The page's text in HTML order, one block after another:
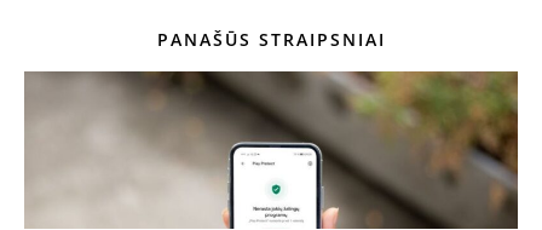
PANAŠŪS STRAIPSNIAI